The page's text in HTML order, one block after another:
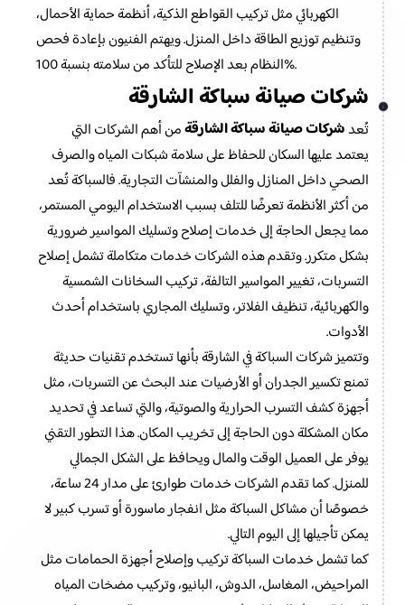
الكهربائي مثل تركيب القواطع الذكية، أنظمة حماية الأحمال،
وتنظيم توزيع الطاقة داخل المنزل. ويهتم الفنيون بإعادة فحص
النظام بعد الإصلاح للتأكد من سلامته بنسبة 100%.
شركات صيانة سباكة الشارقة
تُعدشركات صيانة سباكة الشارقةمن أهم الشركات التي
يعتمد عليها السكان للحفاظ على سلامة شبكات المياه والصرف
الصحي داخل المنازل والفلل والمنشآت التجارية. فالسباكة تُعد
من أكثر الأنظمة تعرضًا للتلف بسبب الاستخدام اليومي المستمر،
مما يجعل الحاجة إلى خدمات إصلاح وتسليك المواسير ضرورية
بشكل متكرر. وتقدم هذه الشركات خدمات متكاملة تشمل إصلاح
التسربات، تغيير المواسير التالفة، تركيب السخانات الشمسية
والكهربائية، تنظيف الفلاتر، وتسليك المجاري باستخدام أحدث
الأدوات.
وتتميز شركات السباكة في الشارقة بأنها تستخدم تقنيات حديثة
تمنع تكسير الجدران أو الأرضيات عند البحث عن التسربات، مثل
أجهزة كشف التسرب الحرارية والصوتية، والتي تساعد في تحديد
مكان المشكلة دون الحاجة إلى تخريب المكان. هذا التطور التقني
يوفر على العميل الوقت والمال ويحافظ على الشكل الجمالي
للمنزل. كما تقدم الشركات خدمات طوارئ على مدار 24 ساعة،
خصوصًا أن مشاكل السباكة مثل انفجار ماسورة أو تسرب كبير لا
يمكن تأجيلها إلى اليوم التالي.
كما تشمل خدمات السباكة تركيب وإصلاح أجهزة الحمامات مثل
المراحيض، المغاسل، الدوش، البانيو، وتركيب مضخات المياه